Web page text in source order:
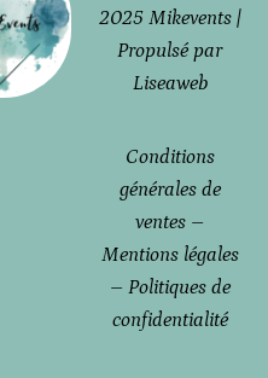
2025 Mikevents |
Propulsé par
Liseaweb
Conditions
générales de
ventes –
Mentions légales
– Politiques de
confidentialité